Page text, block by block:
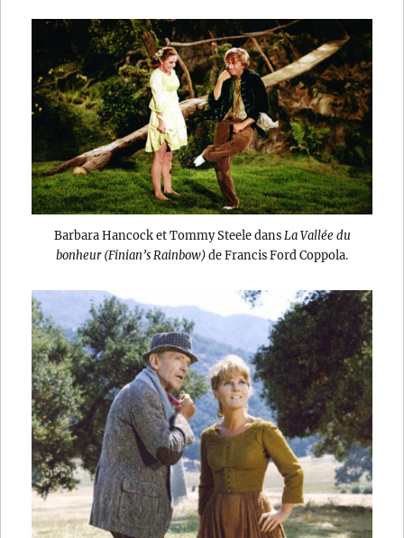
Barbara Hancock et Tommy Steele dans La Vallée du
bonheur (Finian’s Rainbow)de Francis Ford Coppola.